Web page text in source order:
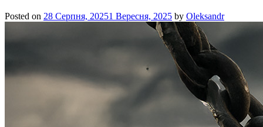
Posted on 28 Серпня, 20251 Вересня, 2025 by Oleksandr